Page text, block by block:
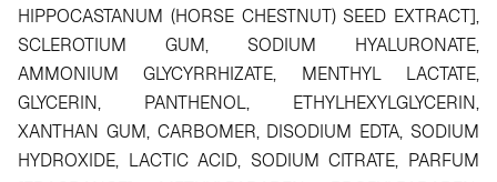
HIPPOCASTANUM (HORSE CHESTNUT) SEED EXTRACT],
SCLEROTIUM GUM, SODIUM HYALURONATE,
AMMONIUM GLYCYRRHIZATE, MENTHYL LACTATE,
GLYCERIN, PANTHENOL, ETHYLHEXYLGLYCERIN,
XANTHAN GUM, CARBOMER, DISODIUM EDTA, SODIUM
HYDROXIDE, LACTIC ACID, SODIUM CITRATE, PARFUM